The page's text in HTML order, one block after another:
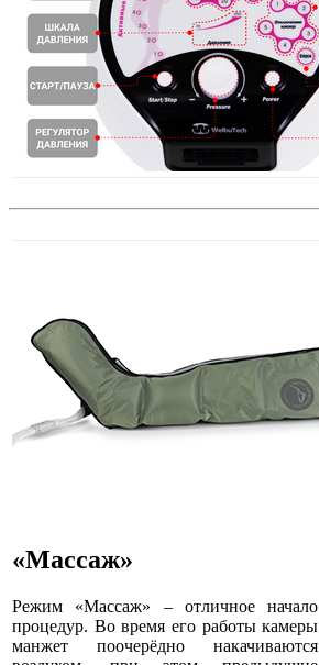
«Массаж»
Режим «Массаж» – отличное начало
процедур. Во время его работы камеры
манжет поочерёдно накачиваются